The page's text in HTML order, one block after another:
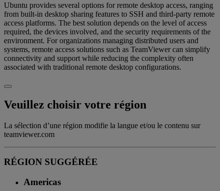
Ubuntu provides several options for remote desktop access, ranging
from built-in desktop sharing features to SSH and third-party remote
access platforms. The best solution depends on the level of access
required, the devices involved, and the security requirements of the
environment. For organizations managing distributed users and
systems, remote access solutions such as TeamViewer can simplify
connectivity and support while reducing the complexity often
associated with traditional remote desktop configurations.
Veuillez choisir votre région
La sélection d’une région modifie la langue et/ou le contenu sur
teamviewer.com
RÉGION SUGGÉRÉE
Americas